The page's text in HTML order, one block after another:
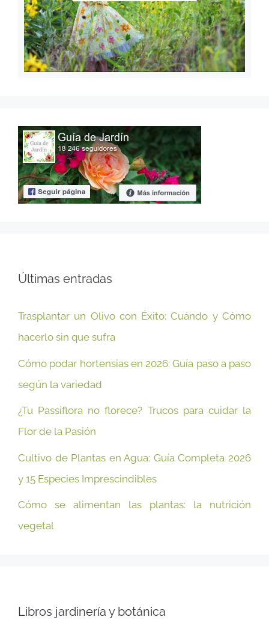
Últimas entradas
Trasplantar un Olivo con Éxito: Cuándo y Cómo
hacerlo sin que sufra
Cómo podar hortensias en 2026: Guía paso a paso
según la variedad
¿Tu Passiflora no florece? Trucos para cuidar la
Flor de la Pasión
Cultivo de Plantas en Agua: Guía Completa 2026
y 15 Especies Imprescindibles
Cómo se alimentan las plantas: la nutrición
vegetal
Libros jardinería y botánica